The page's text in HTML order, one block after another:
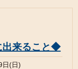
出来ること◆
日(日)